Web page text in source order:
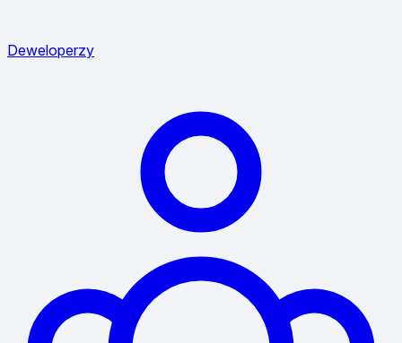
Deweloperzy